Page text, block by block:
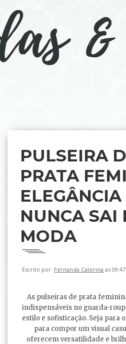
PULSEIRA
PRATA
ELEGÂNCIA
NUNCA SAI
MODA
Escrito por: Fernanda Caterina as
As pulseiras de prata
indispensáveis no guarda-
estilo e sofisticação. Seja para
para compor um visual
oferecem versatilidade e